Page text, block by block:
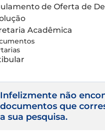
de Oferta de
Acadêmica
Infelizmente não
documentos que
a sua pesquisa.